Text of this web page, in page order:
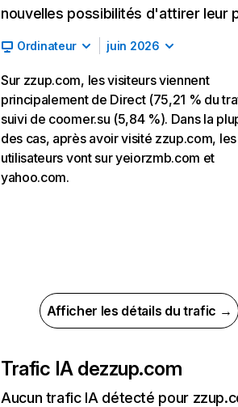
nouvelles possibilités d'attirer leur
Ordinateur juin 2026
Sur zzup.com, les visiteurs viennent
principalement de Direct (75,21 % du
suivi de coomer.su (5,84 %). Dans la
des cas, après avoir visité zzup.com, les
utilisateurs vont sur yeiorzmb.com et
yahoo.com.
Afficher les détails du trafic →
Trafic IA dezzup.com
Aucun trafic IA détecté pour